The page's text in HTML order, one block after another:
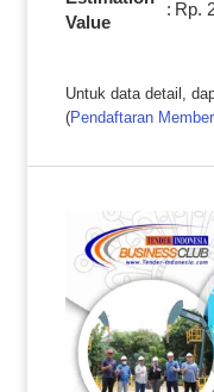
Value
: Rp.
Untuk data detail,
(Pendaftaran